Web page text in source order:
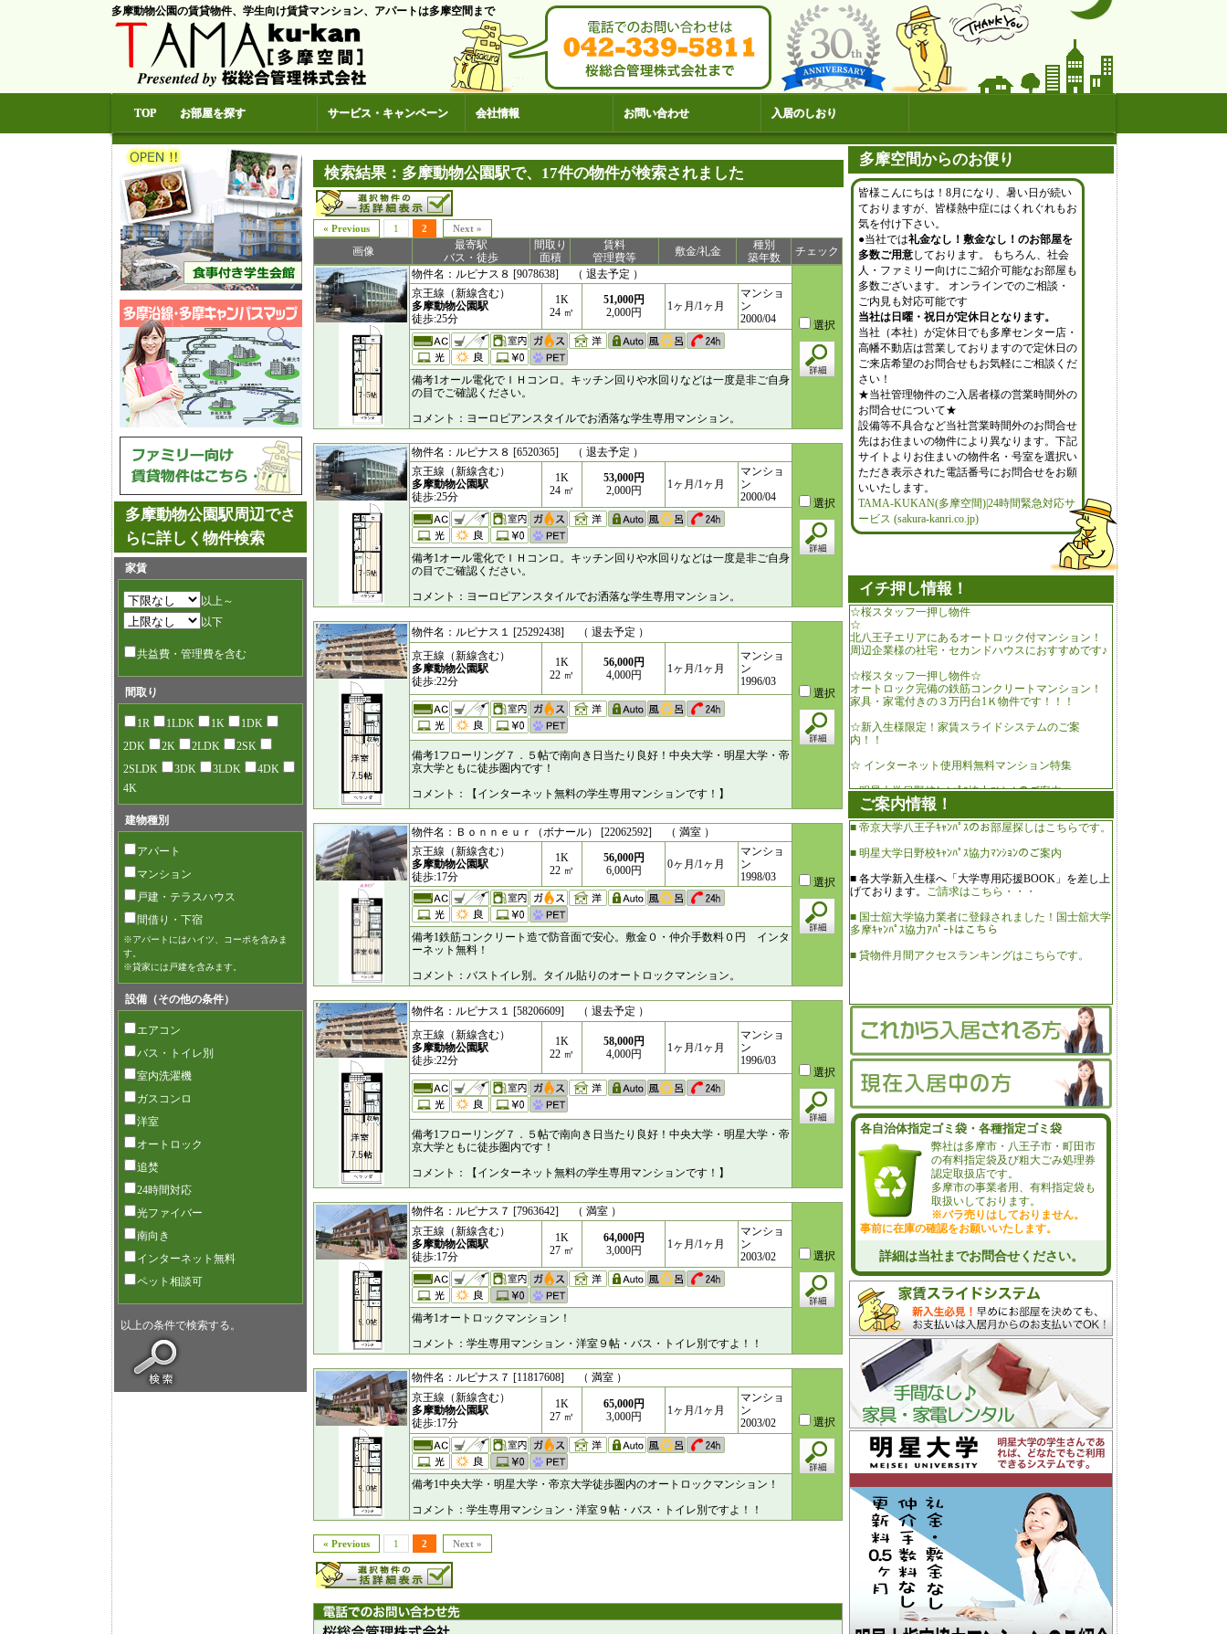
多摩動物公園の賃貸物件、学生向け賃貸マンション、アパートは多摩空間まで
TOP お部屋を探す サービス・キャンペーン 会社情報 お問い合わせ 入居のしおり
検索結果：多摩動物公園駅で、17件の物件が検索されました
« Previous 1 2 Next »
画像
最寄駅
バス・徒歩
間取り
面積
賃料
管理費等
敷金/礼金
種別
築年数
チェック
物件名：ルピナス８ [9078638] （ 退去予定 ）
選択
京王線（新線含む）
多摩動物公園駅
徒歩:25分
1K
24 ㎥
51,000円
2,000円
1ヶ月/1ヶ月
マンショ
ン
2000/04
備考1オール電化でＩＨコンロ。キッチン回りや水回りなどは一度是非ご自身
の目でご確認ください。
コメント：ヨーロピアンスタイルでお洒落な学生専用マンション。
物件名：ルピナス８ [6520365] （ 退去予定 ）
選択
京王線（新線含む）
多摩動物公園駅
徒歩:25分
1K
24 ㎥
53,000円
2,000円
1ヶ月/1ヶ月
マンショ
ン
2000/04
備考1オール電化でＩＨコンロ。キッチン回りや水回りなどは一度是非ご自身
の目でご確認ください。
コメント：ヨーロピアンスタイルでお洒落な学生専用マンション。
物件名：ルピナス１ [25292438] （ 退去予定 ）
選択
京王線（新線含む）
多摩動物公園駅
徒歩:22分
1K
22 ㎥
56,000円
4,000円
1ヶ月/1ヶ月
マンショ
ン
1996/03
備考1フローリング７．５帖で南向き日当たり良好！中央大学・明星大学・帝
京大学ともに徒歩圏内です！
コメント：【インターネット無料の学生専用マンションです！】
物件名：Ｂｏｎｎｅｕｒ（ボナール） [22062592] （ 満室 ）
選択
京王線（新線含む）
多摩動物公園駅
徒歩:17分
1K
22 ㎥
56,000円
6,000円
0ヶ月/1ヶ月
マンショ
ン
1998/03
備考1鉄筋コンクリート造で防音面で安心。敷金０・仲介手数料０円 インタ
ーネット無料！
コメント：バストイレ別。タイル貼りのオートロックマンション。
物件名：ルピナス１ [58206609] （ 退去予定 ）
選択
京王線（新線含む）
多摩動物公園駅
徒歩:22分
1K
22 ㎥
58,000円
4,000円
1ヶ月/1ヶ月
マンショ
ン
1996/03
備考1フローリング７．５帖で南向き日当たり良好！中央大学・明星大学・帝
京大学ともに徒歩圏内です！
コメント：【インターネット無料の学生専用マンションです！】
物件名：ルピナス７ [7963642] （ 満室 ）
選択
京王線（新線含む）
多摩動物公園駅
徒歩:17分
1K
27 ㎥
64,000円
3,000円
1ヶ月/1ヶ月
マンショ
ン
2003/02
備考1オートロックマンション！
コメント：学生専用マンション・洋室９帖・バス・トイレ別ですよ！！
物件名：ルピナス７ [11817608] （ 満室 ）
選択
京王線（新線含む）
多摩動物公園駅
徒歩:17分
1K
27 ㎥
65,000円
3,000円
1ヶ月/1ヶ月
マンショ
ン
2003/02
備考1中央大学・明星大学・帝京大学徒歩圏内のオートロックマンション！
コメント：学生専用マンション・洋室９帖・バス・トイレ別ですよ！！
« Previous 1 2 Next »
多摩動物公園駅周辺でさ
らに詳しく物件検索
家賃
以上～
以下
共益費・管理費を含む
間取り
1R 1LDK 1K
1DK
2DK
2K 2LDK
2SK
2SLDK
3DK 3LDK
4DK
4K
建物種別
アパート
マンション
戸建・テラスハウス
間借り・下宿
※アパートにはハイツ、コーポを含みま
す。
※貸家には戸建を含みます。
設備（その他の条件）
エアコン
バス・トイレ別
室内洗濯機
ガスコンロ
洋室
オートロック
追焚
24時間対応
光ファイバー
南向き
インターネット無料
ペット相談可
以上の条件で検索する。
多摩空間からのお便り
皆様こんにちは！8月になり、暑い日が続い
ておりますが、皆様熱中症にはくれぐれもお
気を付け下さい。
●当社では礼金なし！敷金なし！のお部屋を
多数ご用意しております。 もちろん、社会
人・ファミリー向けにご紹介可能なお部屋も
多数ございます。 オンラインでのご相談・
ご内見も対応可能です
当社は日曜・祝日が定休日となります。
当社（本社）が定休日でも多摩センター店・
高幡不動店は営業しておりますので定休日の
ご来店希望のお問合せもお気軽にご相談くだ
さい！
★当社管理物件のご入居者様の営業時間外の
お問合せについて★
設備等不具合など当社営業時間外のお問合せ
先はお住まいの物件により異なります。下記
サイトよりお住まいの物件名・号室を選択い
ただき表示された電話番号にお問合せをお願
いいたします。
TAMA-KUKAN(多摩空間)|24時間緊急対応サ
ービス (sakura-kanri.co.jp)
イチ押し情報！
☆桜スタッフ一押し物件
☆
北八王子エリアにあるオートロック付マンション！
周辺企業様の社宅・セカンドハウスにおすすめです♪
☆桜スタッフ一押し物件☆
オートロック完備の鉄筋コンクリートマンション！
家具・家電付きの３万円台1Ｋ物件です！！！
☆新入生様限定！家賃スライドシステムのご案
内！！
☆ インターネット使用料無料マンション特集
■ 明星大学日野校ｷｬﾝﾊﾟｽ協力ﾏﾝｼｮﾝのご案内
ご案内情報！
■ 帝京大学八王子ｷｬﾝﾊﾟｽのお部屋探しはこちらです。
■ 明星大学日野校ｷｬﾝﾊﾟｽ協力ﾏﾝｼｮﾝのご案内
■ 各大学新入生様へ「大学専用応援BOOK」を差し上
げております。 ご請求はこちら・・・
■ 国士舘大学協力業者に登録されました！国士舘大学
多摩ｷｬﾝﾊﾟｽ協力ｱﾊﾟｰﾄはこちら
■ 貸物件月間アクセスランキングはこちらです。
各自治体指定ゴミ袋・各種指定ゴミ袋
弊社は多摩市・八王子市・町田市
の有料指定袋及び粗大ごみ処理券
認定取扱店です。
多摩市の事業者用、有料指定袋も
取扱いしております。
※バラ売りはしておりません。
事前に在庫の確認をお願いいたします。
詳細は当社までお問合せください。